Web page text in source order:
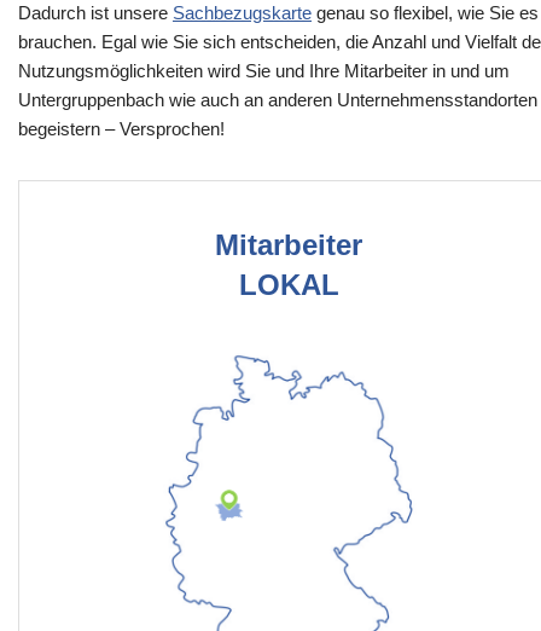
Dadurch ist unsere Sachbezugskarte genau so flexibel, wie Sie es
brauchen. Egal wie Sie sich entscheiden, die Anzahl und Vielfalt
Nutzungsmöglichkeiten wird Sie und Ihre Mitarbeiter in und um
Untergruppenbach wie auch an anderen Unternehmensstandorten
begeistern – Versprochen!
Mitarbeiter
LOKAL